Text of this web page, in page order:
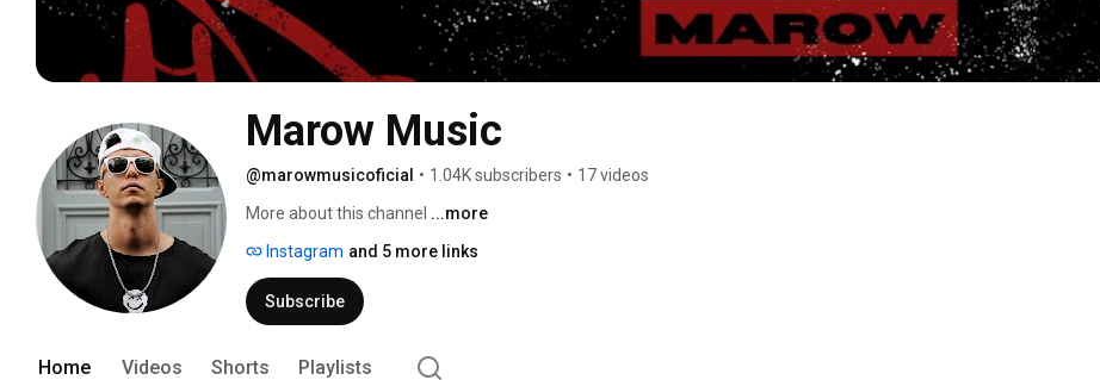
Marow Music
@marowmusicoficial • 1.04K subscribers • 17 videos
More about this channel ...more
Instagram and 5 more links
Subscribe
Home Videos Shorts Playlists